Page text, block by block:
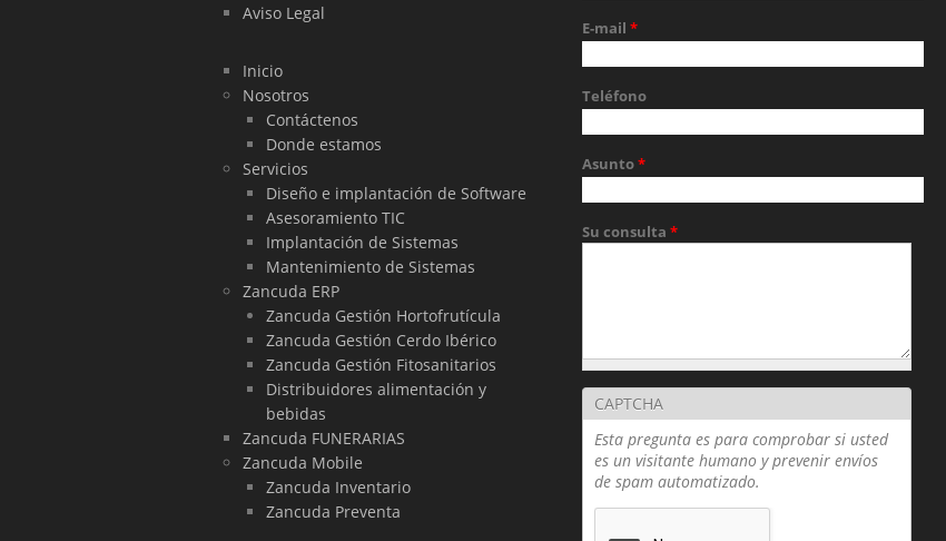
Aviso Legal
Inicio
Nosotros
Contáctenos
Donde estamos
Servicios
Diseño e implantación de Software
Asesoramiento TIC
Implantación de Sistemas
Mantenimiento de Sistemas
Zancuda ERP
Zancuda Gestión Hortofrutícula
Zancuda Gestión Cerdo Ibérico
Zancuda Gestión Fitosanitarios
Distribuidores alimentación y
bebidas
Zancuda FUNERARIAS
Zancuda Mobile
Zancuda Inventario
Zancuda Preventa
E-mail*
Teléfono
Asunto*
Su consulta*
CAPTCHA
Esta pregunta es para comprobar si usted
es un visitante humano y prevenir envíos
de spam automatizado.